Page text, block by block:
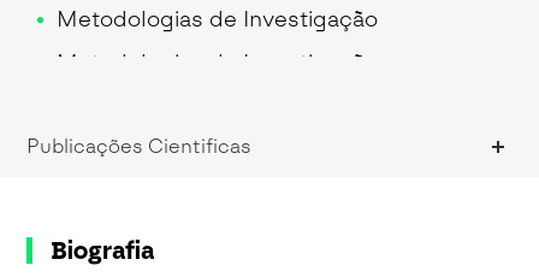
Metodologias de Investigação
Metodologias de Investigação
Finanças
Publicações Cientificas
Biografia